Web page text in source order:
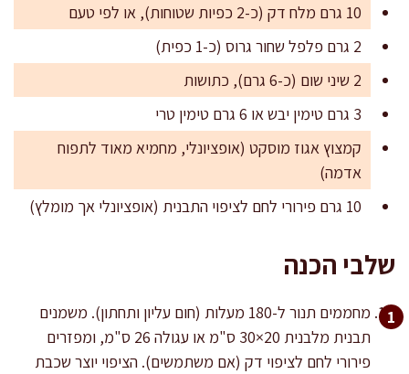
10 גרם מלח דק (כ-2 כפיות שטוחות), או לפי טעם
2 גרם פלפל שחור גרוס (כ-1 כפית)
2 שיני שום (כ-6 גרם), כתושות
3 גרם טימין יבש או 6 גרם טימין טרי
קמצוץ אגוז מוסקט (אופציונלי, מחמיא מאוד לתפוח
אדמה)
10 גרם פירורי לחם לציפוי התבנית (אופציונלי אך מומלץ)
שלבי הכנה
מחממים תנור ל-180 מעלות (חום עליון ותחתון). משמנים
תבנית מלבנית 20×30 ס"מ או עגולה 26 ס"מ, ומפזרים
פירורי לחם לציפוי דק (אם משתמשים). הציפוי יוצר שכבת